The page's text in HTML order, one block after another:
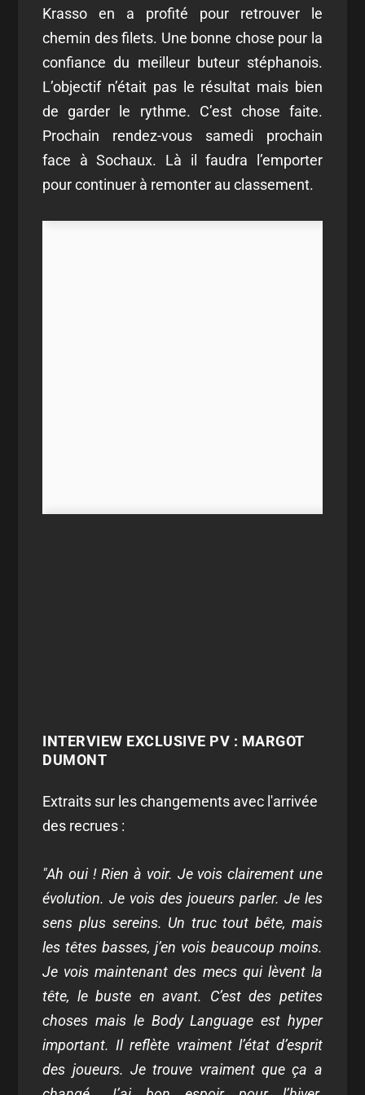
Krasso en a profité pour retrouver le
chemin des filets. Une bonne chose pour la
confiance du meilleur buteur stéphanois.
L’objectif n’était pas le résultat mais bien
de garder le rythme. C’est chose faite.
Prochain rendez-vous samedi prochain
face à Sochaux. Là il faudra l’emporter
pour continuer à remonter au classement.
INTERVIEW EXCLUSIVE PV : MARGOT
DUMONT
Extraits sur les changements avec l'arrivée
des recrues :
"Ah oui ! Rien à voir. Je vois clairement une
évolution. Je vois des joueurs parler. Je les
sens plus sereins. Un truc tout bête, mais
les têtes basses, j’en vois beaucoup moins.
Je vois maintenant des mecs qui lèvent la
tête, le buste en avant. C’est des petites
choses mais le Body Language est hyper
important. Il reflète vraiment l’état d’esprit
des joueurs. Je trouve vraiment que ça a